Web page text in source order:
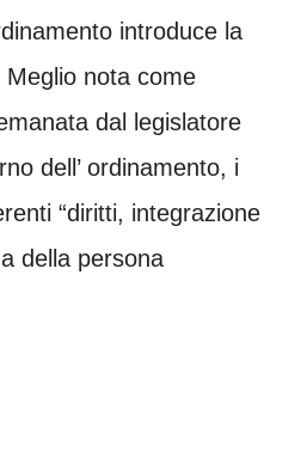
introduce la
Meglio nota come
dal legislatore
dell’ ordinamento, i
“diritti, integrazione
della persona